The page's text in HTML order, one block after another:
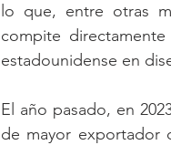
lo que, entre otras
compite
estadounidense en
El año pasado, en
de mayor exportador